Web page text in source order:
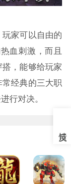
家可以自由的
血刺激，而且
，能够给玩家
经典的三大职
行对决。